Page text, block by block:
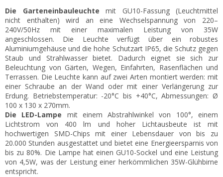
Verkaufspreis:
Die Garteneinbauleuchte mit GU10-Fassung (Leuchtmittel
nicht enthalten) wird an eine Wechselspannung von 220–
240V/50Hz mit einer maximalen Leistung von 35W
angeschlossen. Die Leuchte verfügt über ein robustes
Aluminiumgehäuse und die hohe Schutzart IP65, die Schutz gegen
Staub und Strahlwasser bietet. Dadurch eignet sie sich zur
Beleuchtung von Gärten, Wegen, Einfahrten, Rasenflächen und
Terrassen. Die Leuchte kann auf zwei Arten montiert werden: mit
einer Schraube an der Wand oder mit einer Verlängerung zur
Erdung. Betriebstemperatur: -20°C bis +40°C, Abmessungen: Ø
100 x 130 x 270mm.
Die LED-Lampe mit einem Abstrahlwinkel von 100°, einem
Lichtstrom von 400 lm und hoher Lichtausbeute ist mit
hochwertigen SMD-Chips mit einer Lebensdauer von bis zu
20.000 Stunden ausgestattet und bietet eine Energieersparnis von
bis zu 80%. Die Lampe hat einen GU10-Sockel und eine Leistung
von 4,5W, was der Leistung einer herkömmlichen 35W-Glühbirne
entspricht.